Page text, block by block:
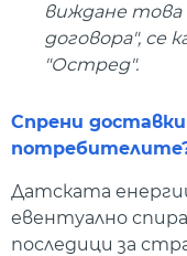
виждане това
договора", се
"Остред".
Спрени доставки
Датската
евентуално
последици за